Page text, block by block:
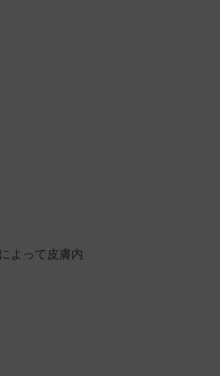
よって皮膚内